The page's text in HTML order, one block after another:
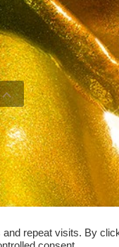
repeat visits. By